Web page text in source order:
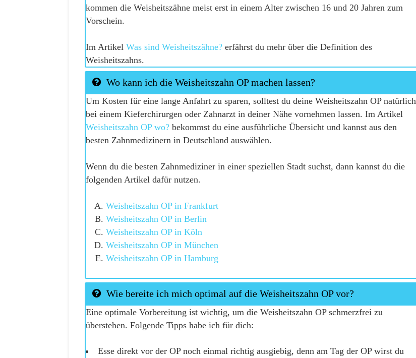
kommen die Weisheitszähne meist erst in einem Alter zwischen 16 und 20 Jahren zum
Vorschein.
Im Artikel Was sind Weisheitszähne? erfährst du mehr über die Definition des
Weisheitszahns.
Wo kann ich die Weisheitszahn OP machen lassen?
Um Kosten für eine lange Anfahrt zu sparen, solltest du deine Weisheitszahn OP natürlich
bei einem Kieferchirurgen oder Zahnarzt in deiner Nähe vornehmen lassen. Im Artikel
Weisheitszahn OP wo? bekommst du eine ausführliche Übersicht und kannst aus den
besten Zahnmedizinern in Deutschland auswählen.
Wenn du die besten Zahnmediziner in einer speziellen Stadt suchst, dann kannst du die
folgenden Artikel dafür nutzen.
Weisheitszahn OP in Frankfurt
Weisheitszahn OP in Berlin
Weisheitszahn OP in Köln
Weisheitszahn OP in München
Weisheitszahn OP in Hamburg
Wie bereite ich mich optimal auf die Weisheitszahn OP vor?
Eine optimale Vorbereitung ist wichtig, um die Weisheitszahn OP schmerzfrei zu
überstehen. Folgende Tipps habe ich für dich:
Esse direkt vor der OP noch einmal richtig ausgiebig, denn am Tag der OP wirst du